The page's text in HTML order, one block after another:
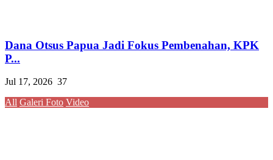
Dana Otsus Papua Jadi Fokus Pembenahan, KPK
P...
Jul 17, 2026 37
All Galeri Foto Video